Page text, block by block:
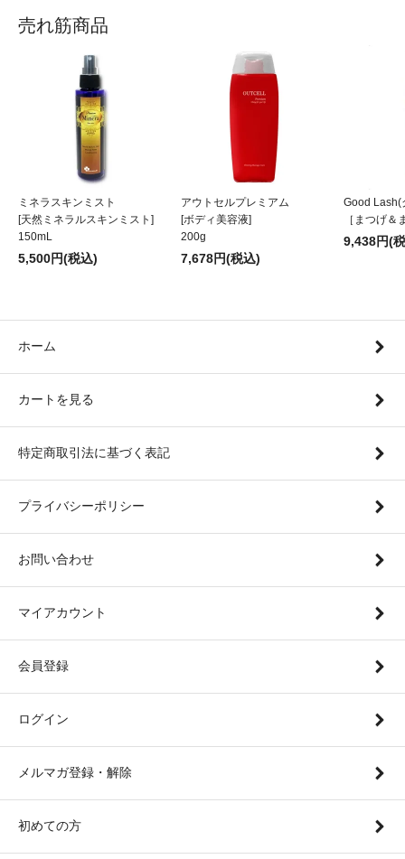
売れ筋商品
ミネラスキンミスト
[天然ミネラルスキンミスト]
150mL
5,500円(税込)
アウトセルプレミアム
[ボディ美容液]
200g
7,678円(税込)
Good Lash(
［まつげ＆
9,438円(
ホーム
カートを見る
特定商取引法に基づく表記
プライバシーポリシー
お問い合わせ
マイアカウント
会員登録
ログイン
メルマガ登録・解除
初めての方